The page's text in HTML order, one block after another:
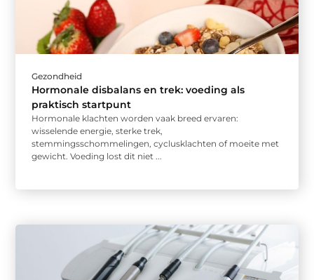
Gezondheid
Hormonale disbalans en trek: voeding als
praktisch startpunt
Hormonale klachten worden vaak breed ervaren:
wisselende energie, sterke trek,
stemmingsschommelingen, cyclusklachten of moeite met
gewicht. Voeding lost dit niet ...